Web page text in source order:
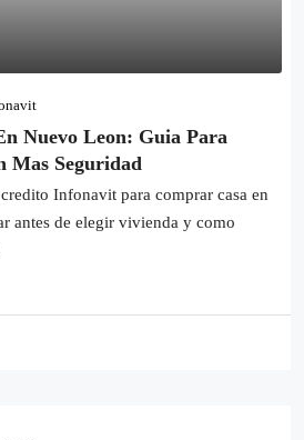
Nuevo Leon: Guia Para
Mas Seguridad
Infonavit para comprar casa en
antes de elegir vivienda y como